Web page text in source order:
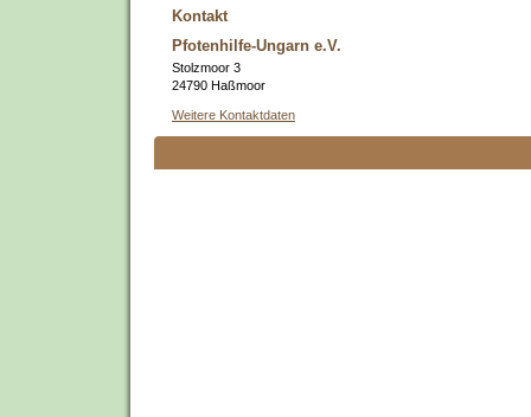
Kontakt
Pfotenhilfe-Ungarn e.V.
Stolzmoor 3
24790 Haßmoor
Weitere Kontaktdaten